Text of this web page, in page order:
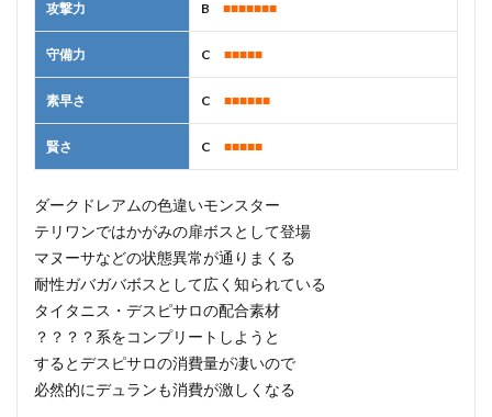
攻撃力 B ■■■■■■■
守備力 C ■■■■■
素早さ C ■■■■■■
賢さ C ■■■■■
ダークドレアムの色違いモンスター
テリワンではかがみの扉ボスとして登場
マヌーサなどの状態異常が通りまくる
耐性ガバガバボスとして広く知られている
タイタニス・デスピサロの配合素材
？？？？系をコンプリートしようと
するとデスピサロの消費量が凄いので
必然的にデュランも消費が激しくなる